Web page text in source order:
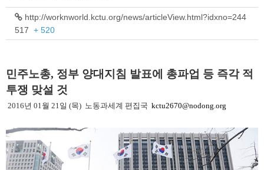
http://worknworld.kctu.org/news/articleView.html?idxno=244
517 + 520
민주노총, 정부 양대지침 발표에 총파업 등 즉각 적
투쟁 맞설 것
2016년 01월 21일 (목) 노동과세계 편집국 kctu2670@nodong.org